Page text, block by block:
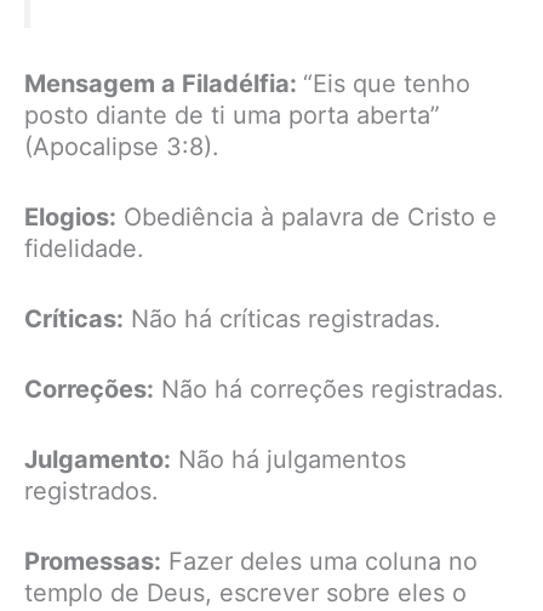
Mensagem a Filadélfia: “Eis que tenho
posto diante de ti uma porta aberta”
(Apocalipse 3:8).
Elogios: Obediência à palavra de Cristo e
fidelidade.
Críticas: Não há críticas registradas.
Correções: Não há correções registradas.
Julgamento: Não há julgamentos
registrados.
Promessas: Fazer deles uma coluna no
templo de Deus, escrever sobre eles o